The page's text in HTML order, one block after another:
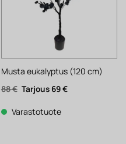
Musta eukalyptus (120 cm)
88€ Alkuperäinen
hinta
88 €.
69€Nykyinen
Varastotuote